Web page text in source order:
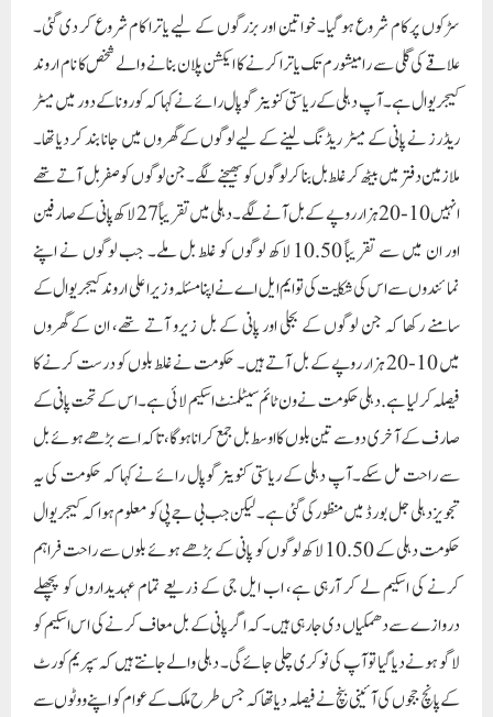
سڑکوں پر کام شروع ہو گیا۔ خواتین اور بزرگوں کے لیے یاترا کام شروع کر دی گئی۔
علاقے کی گلی سے رامیشورم تک یاترا کرنے کا ایکشن پلان بنانے والے شخص کا نام اروند
کیجریوال ہے۔آپ دہلی کے ریاستی کنوینر گوپال رائے نے کہا کہ کورونا کے دور میں میٹر
ریڈرز نے پانی کے میٹر ریڈنگ لینے کے لیے لوگوں کے گھروں میں جانا بند کر دیا تھا۔
ملازمین دفتر میں بیٹھ کر غلط بل بنا کر لوگوں کو بھیجنے لگے۔ جن لوگوں کو صفر بل آتے تھے
انہیں 10-20 ہزار روپے کے بل آنے لگے۔ دہلی میں تقریباً 27 لاکھ پانی کے صارفین
اور ان میں سے تقریباً 10.50 لاکھ لوگوں کو غلط بل ملے۔ جب لوگوں نے اپنے
نمائندوں سے اس کی شکایت کی تو ایم ایل اے نے اپنا مسئلہ وزیر اعلی اروند کیجریوال کے
سامنے رکھا کہ جن لوگوں کے بجلی اور پانی کے بل زیرو آتے تھے، ان کے گھروں
میں 10-20 ہزار روپے کے بل آتے ہیں۔ حکومت نے غلط بلوں کو درست کرنے کا
فیصلہ کرلیا ہے. دہلی حکومت نے ون ٹائم سیٹلمنٹ اسکیم لائی ہے۔ اس کے تحت پانی کے
صارف کے آخری دو سے تین بلوں کا اوسط بل جمع کرانا ہوگا، تاکہ اسے بڑھے ہوئے بل
سے راحت مل سکے۔آپ دہلی کے ریاستی کنوینر گوپال رائے نے کہا کہ حکومت کی یہ
تجویز دہلی جل بورڈ میں منظور کی گئی ہے۔ لیکن جب بی جے پی کو معلوم ہوا کہ کیجریوال
حکومت دہلی کے 10.50 لاکھ لوگوں کو پانی کے بڑھے ہوئے بلوں سے راحت فراہم
کرنے کی اسکیم لے کر آرہی ہے، اب ایل جی کے ذریعے تمام عہدیداروں کو پچھلے
دروازے سے دھمکیاں دی جارہی ہیں۔کہ اگر پانی کے بل معاف کرنے کی اس اسکیم کو
لاگو ہونے دیا گیا تو آپ کی نوکری چلی جائے گی۔ دہلی والے جانتے ہیں کہ سپریم کورٹ
کے پانچ ججوں کی آئینی بنچ نے فیصلہ دیا تھا کہ جس طرح ملک کے عوام کو اپنے ووٹوں سے